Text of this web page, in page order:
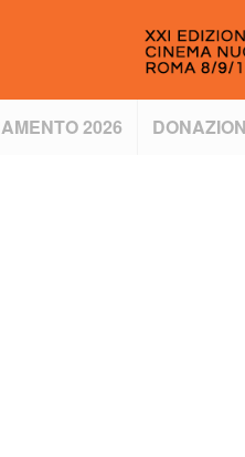
2026